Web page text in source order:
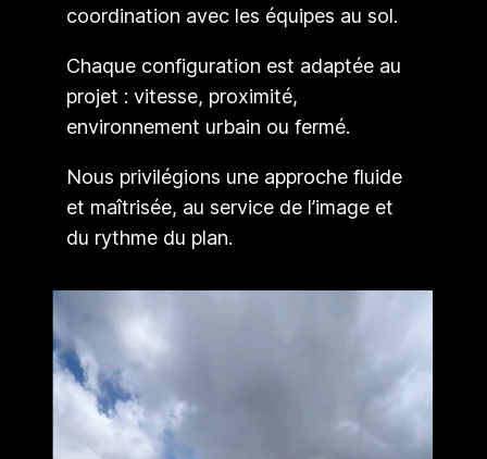
coordination avec les équipes au sol.
Chaque configuration est adaptée au
projet : vitesse, proximité,
environnement urbain ou fermé.
Nous privilégions une approche fluide
et maîtrisée, au service de l’image et
du rythme du plan.